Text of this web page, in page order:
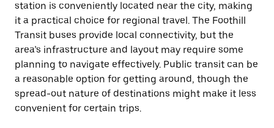
station is conveniently located near the city, making
it a practical choice for regional travel. The Foothill
Transit buses provide local connectivity, but the
area’s infrastructure and layout may require some
planning to navigate effectively. Public transit can be
a reasonable option for getting around, though the
spread-out nature of destinations might make it less
convenient for certain trips.